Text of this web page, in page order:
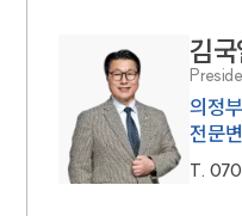
김국
의정
전문
T.